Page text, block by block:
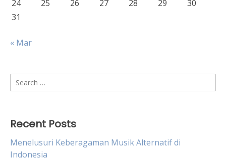
24
25 26 27 28 29
30
31
« Mar
Search
for:
Recent Posts
Menelusuri Keberagaman Musik Alternatif di
Indonesia